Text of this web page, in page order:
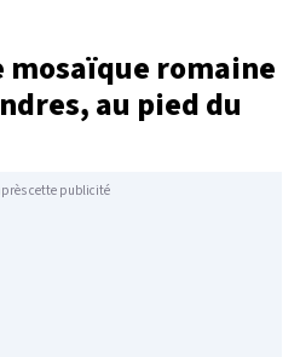
romaine
au pied du
cette publicité